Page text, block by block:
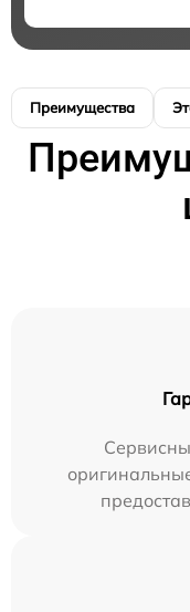
Преимущества